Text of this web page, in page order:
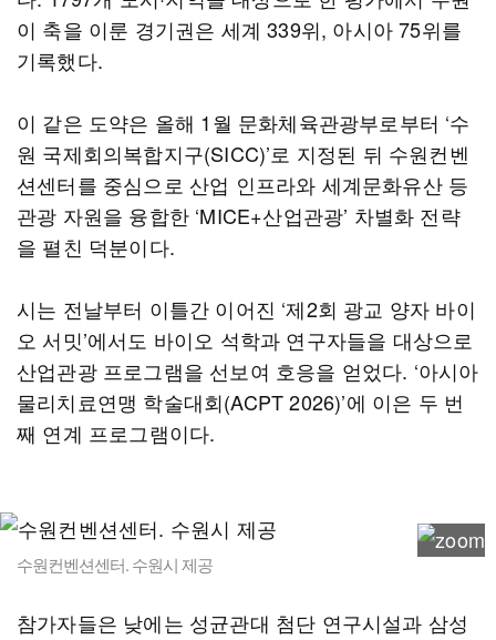
이 축을 이룬 경기권은 세계 339위, 아시아 75위를
기록했다.
이 같은 도약은 올해 1월 문화체육관광부로부터 ‘수
원 국제회의복합지구(SICC)’로 지정된 뒤 수원컨벤
션센터를 중심으로 산업 인프라와 세계문화유산 등
관광 자원을 융합한 ‘MICE+산업관광’ 차별화 전략
을 펼친 덕분이다.
시는 전날부터 이틀간 이어진 ‘제2회 광교 양자 바이
오 서밋’에서도 바이오 석학과 연구자들을 대상으로
산업관광 프로그램을 선보여 호응을 얻었다. ‘아시아
물리치료연맹 학술대회(ACPT 2026)’에 이은 두 번
째 연계 프로그램이다.
수원컨벤션센터. 수원시 제공
참가자들은 낮에는 성균관대 첨단 연구시설과 삼성